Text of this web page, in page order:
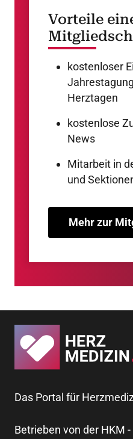
Vorteile
kostenloser
Herztagen
kostenlose
News
Mitarbeit in
und
Mehr zur
Das Portal für
Betrieben von der HKM